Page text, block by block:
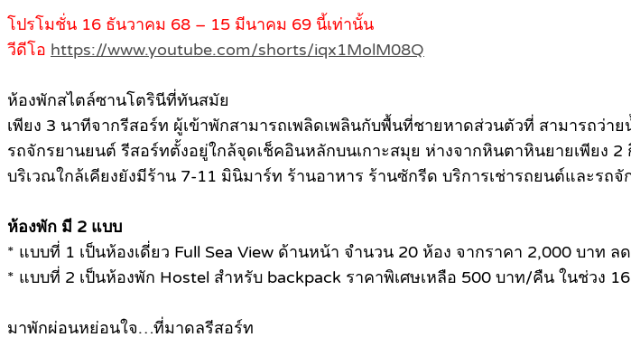
โปรโมชั่น 16 ธันวาคม 68 – 15 มีนาคม 69 นี้เท่านั้น
วีดีโอ https://www.youtube.com/shorts/iqx1MolM08Q
ห้องพักสไตล์ซานโตรินีที่ทันสมัย
เพียง 3 นาทีจากรีสอร์ท ผู้เข้าพักสามารถเพลิดเพลินกับพื้นที่ชายหาดส่วนตัวที่ สามารถ
รถจักรยานยนต์ รีสอร์ทตั้งอยู่ใกล้จุดเช็คอินหลักบนเกาะสมุย ห่างจากหินตาหินยายเพียง
บริเวณใกล้เคียงยังมีร้าน 7-11 มินิมาร์ท ร้านอาหาร ร้านซักรีด บริการเช่ารถยนต์และรถ
ห้องพัก มี 2 แบบ
* แบบที่ 1 เป็นห้องเดี่ยว Full Sea View ด้านหน้า จำนวน 20 ห้อง จากราคา 2,000 บาท
* แบบที่ 2 เป็นห้องพัก Hostel สำหรับ backpack ราคาพิเศษเหลือ 500 บาท/คืน ในช่วง
มาพักผ่อนหย่อนใจ…ที่มาดลรีสอร์ท